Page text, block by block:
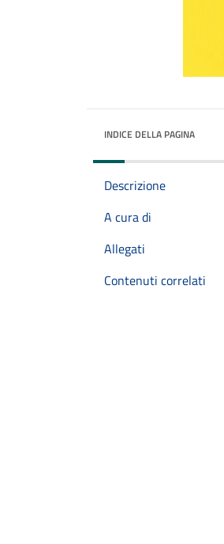
INDICE DELLA PAGINA
Descrizione
A cura di
Allegati
Contenuti correlati